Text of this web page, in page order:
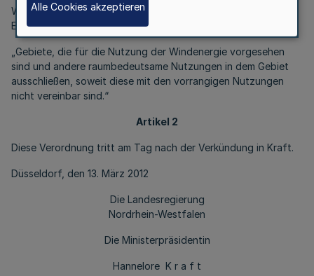
Windenergiebereiche (Vorranggebiete ohne Wirkung von
Eignungsgebieten)“,
„Gebiete, die für die Nutzung der Windenergie vorgesehen
sind und andere raumbedeutsame Nutzungen in dem Gebiet
ausschließen, soweit diese mit den vorrangigen Nutzungen
nicht vereinbar sind.“
Artikel 2
Diese Verordnung tritt am Tag nach der Verkündung in Kraft.
Düsseldorf, den 13. März 2012
Die Landesregierung
Nordrhein-Westfalen
Die Ministerpräsidentin
Hannelore K r a f t
Alle Cookies akzeptieren